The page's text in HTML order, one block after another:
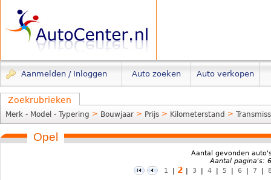
Aanmelden / Inloggen Auto zoeken Auto verkopen
Zoekrubrieken
Merk - Model - Typering > Bouwjaar > Prijs > Kilometerstand >
Opel
Aantal gevonden
Aantal pagina's:
1
| 2 | 3 | 4 | 5 | 6 | 7 |